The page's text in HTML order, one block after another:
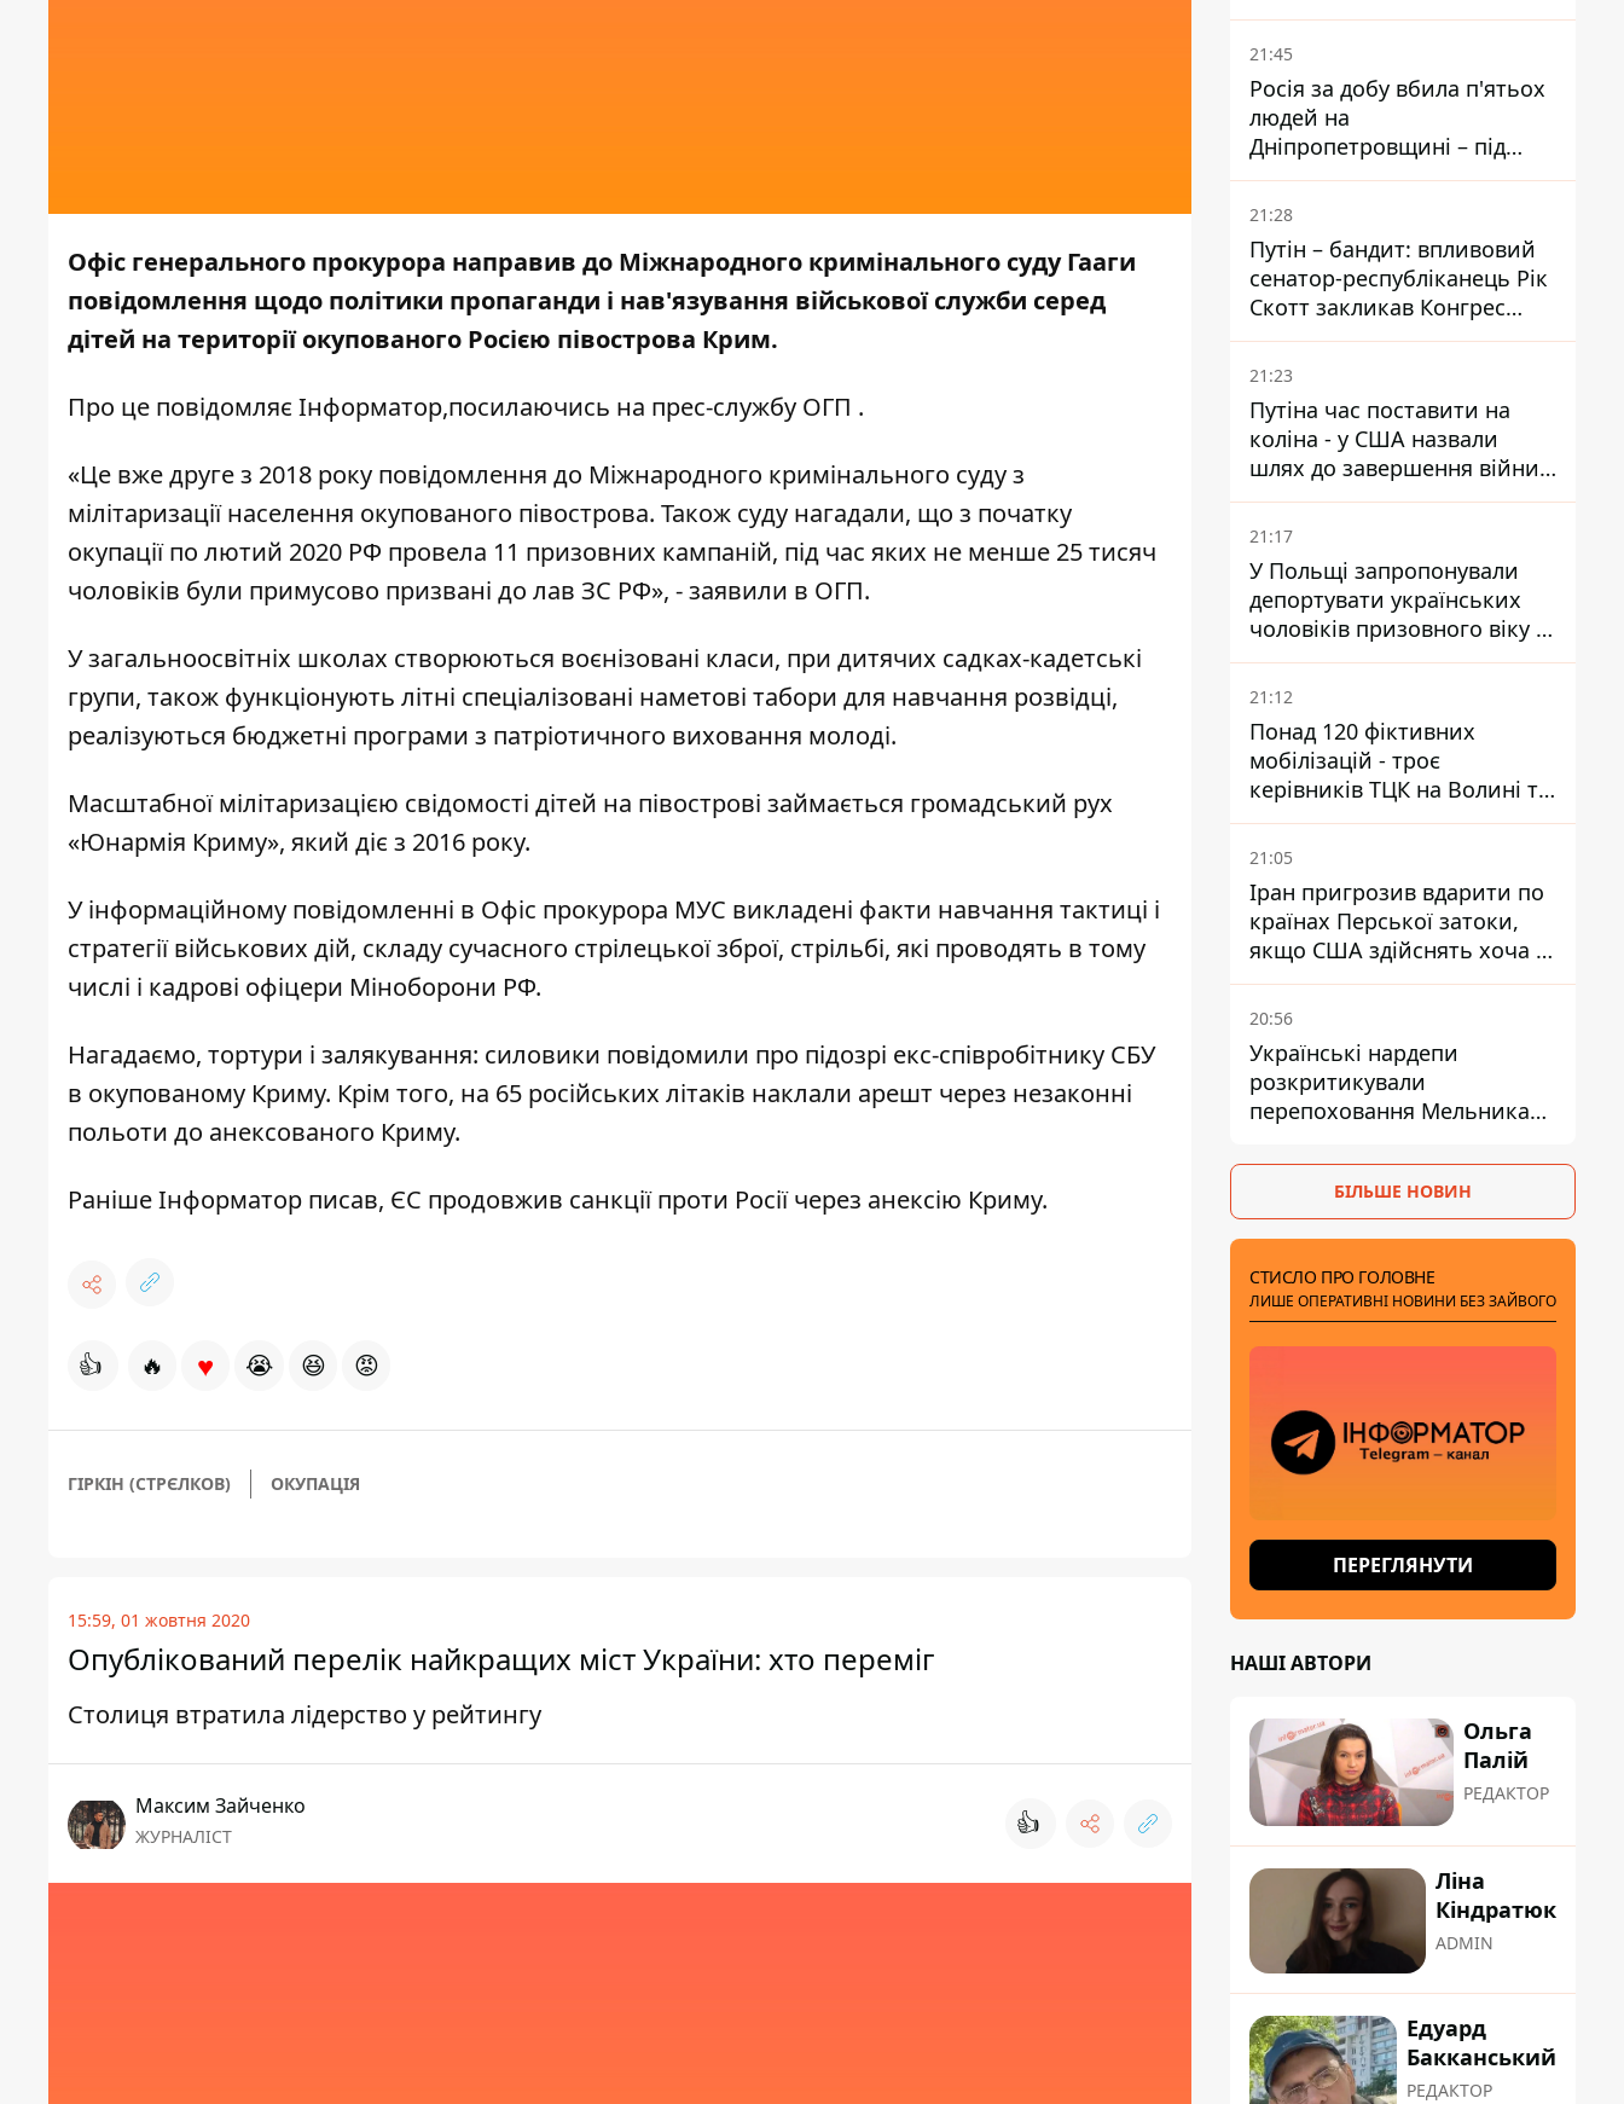
Офіс генерального прокурора направив до Міжнародного кримінального суду Гааги
повідомлення щодо політики пропаганди і нав'язування військової служби серед
дітей на території окупованого Росією півострова Крим.
Про це повідомляє Інформатор,посилаючись на прес-службу ОГП .
«Це вже друге з 2018 року повідомлення до Міжнародного кримінального суду з
мілітаризації населення окупованого півострова. Також суду нагадали, що з початку
окупації по лютий 2020 РФ провела 11 призовних кампаній, під час яких не менше 25 тисяч
чоловіків були примусово призвані до лав ЗС РФ», - заявили в ОГП.
У загальноосвітніх школах створюються воєнізовані класи, при дитячих садках-кадетські
групи, також функціонують літні спеціалізовані наметові табори для навчання розвідці,
реалізуються бюджетні програми з патріотичного виховання молоді.
Масштабної мілітаризацією свідомості дітей на півострові займається громадський рух
«Юнармія Криму», який діє з 2016 року.
У інформаційному повідомленні в Офіс прокурора МУС викладені факти навчання тактиці і
стратегії військових дій, складу сучасного стрілецької зброї, стрільбі, які проводять в тому
числі і кадрові офіцери Міноборони РФ.
Нагадаємо, тортури і залякування: силовики повідомили про підозрі екс-співробітнику СБУ
в окупованому Криму. Крім того, на 65 російських літаків наклали арешт через незаконні
польоти до анексованого Криму.
РанішеІнформатор писав, ЄС продовжив санкції проти Росіїчерез анексію Криму.
👍 🔥 ♥ 😭 😆 😡
ГІРКІН (СТРЄЛКОВ) ОКУПАЦІЯ
15:59, 01 жовтня 2020
Опублікований перелік найкращих міст України: хто переміг
Столиця втратила лідерство у рейтингу
Максим Зайченко
ЖУРНАЛІСТ 👍
біль – він очолив народне
голосування
21:45
Росія за добу вбила п'ятьох
людей на
Дніпропетровщині – під
ударами опинилися п'ять
районів області
21:28
Путін – бандит: впливовий
сенатор-республіканець Рік
Скотт закликав Конгрес
притягнути РФ до
відповідальності за війну в
Україні
21:23
Путіна час поставити на
коліна - у США назвали
шлях до завершення війни -
National Security Journal
21:17
У Польщі запропонували
депортувати українських
чоловіків призовного віку -
кого це може торкнутися
21:12
Понад 120 фіктивних
мобілізацій - троє
керівників ТЦК на Волині та
Буковині отримали підозри
за фейкові звіти
21:05
Іран пригрозив вдарити по
країнах Перської затоки,
якщо США здійснять хоча б
одну атаку - Reuters
20:56
Українські нардепи
розкритикували
перепоховання Мельника
ізоляції
БІЛЬШЕ НОВИН
СТИСЛО ПРО ГОЛОВНЕ
ЛИШЕ ОПЕРАТИВНІ НОВИНИ БЕЗ ЗАЙВОГО
ПЕРЕГЛЯНУТИ
НАШІ АВТОРИ
Ольга
Палій
РЕДАКТОР
Ліна
Кіндратюк
ADMIN
Едуард
Бакканський
РЕДАКТОР